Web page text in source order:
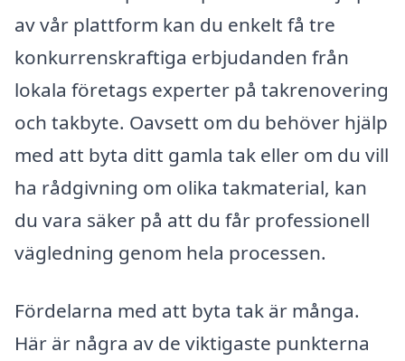
av vår plattform kan du enkelt få tre
konkurrenskraftiga erbjudanden från
lokala företags experter på takrenovering
och takbyte. Oavsett om du behöver hjälp
med att byta ditt gamla tak eller om du vill
ha rådgivning om olika takmaterial, kan
du vara säker på att du får professionell
vägledning genom hela processen.
Fördelarna med att byta tak är många.
Här är några av de viktigaste punkterna